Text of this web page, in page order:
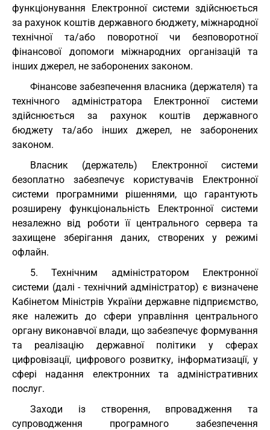
функціонування Електронної системи здійснюється
за рахунок коштів державного бюджету, міжнародної
технічної та/або поворотної чи безповоротної
фінансової допомоги міжнародних організацій та
інших джерел, не заборонених законом.
Фінансове забезпечення власника (держателя) та
технічного адміністратора Електронної системи
здійснюється за рахунок коштів державного
бюджету та/або інших джерел, не заборонених
законом.
Власник (держатель) Електронної системи
безоплатно забезпечує користувачів Електронної
системи програмними рішеннями, що гарантують
розширену функціональність Електронної системи
незалежно від роботи її центрального сервера та
захищене зберігання даних, створених у режимі
офлайн.
5. Технічним адміністратором Електронної
системи (далі - технічний адміністратор) є визначене
Кабінетом Міністрів України державне підприємство,
яке належить до сфери управління центрального
органу виконавчої влади, що забезпечує формування
та реалізацію державної політики у сферах
цифровізації, цифрового розвитку, інформатизації, у
сфері надання електронних та адміністративних
послуг.
Заходи із створення, впровадження та
супроводження програмного забезпечення